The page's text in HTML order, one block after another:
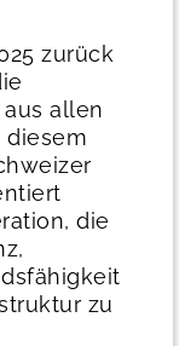
zurück
allen
diesem
die
zu